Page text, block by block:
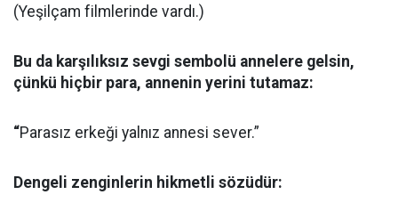
(Yeşilçam filmlerinde vardı.)
Bu da karşılıksız sevgi sembolü annelere gelsin,
çünkü hiçbir para, annenin yerini tutamaz:
“Parasız erkeği yalnız annesi sever.”
Dengeli zenginlerin hikmetli sözüdür: